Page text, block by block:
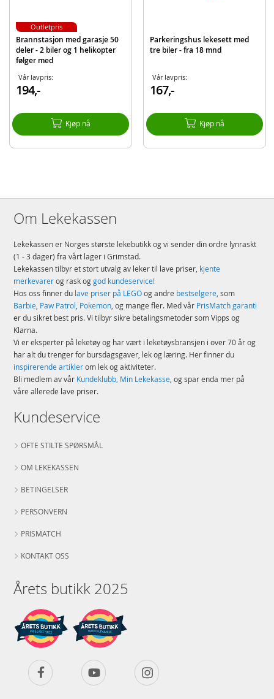
Brannstasjon med garasje 50
deler - 2 biler og 1 helikopter
følger med
Vår lavpris:
194,-
Kjøp nå
Outletpris
Parkeringshus lekesett med
tre biler - fra 18 mnd
Vår lavpris:
167,-
Kjøp nå
Om Lekekassen
Lekekassen er Norges største lekebutikk og vi sender din ordre lynraskt
(1 - 3 dager) fra vårt lager i Grimstad.
Lekekassen tilbyr et stort utvalg av leker til lave priser, kjente
merkevarerog rask oggod kundeservice!
Hos oss finner du lave priser på LEGOog andre bestselgere, som
Barbie, Paw Patrol, Pokemon, og mange fler. Med vår PrisMatch garanti
er du sikret best pris. Vi tilbyr sikre betalingsmetoder som Vipps og
Klarna.
Vi er eksperter på leketøy og har vært i leketøysbransjen i over 70 år og
har alt du trenger for bursdagsgaver, lek og læring. Her finner du
inspirerende artiklerom lek og aktiviteter.
Bli medlem av vår Kundeklubb, Min Lekekasse, og spar enda mer på
våre allerede lave priser.
Kundeservice
OFTE STILTE SPØRSMÅL
OM LEKEKASSEN
BETINGELSER
PERSONVERN
PRISMATCH
KONTAKT OSS
Årets butikk 2025